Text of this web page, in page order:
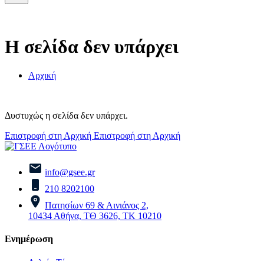
Η σελίδα δεν υπάρχει
Αρχική
Δυστυχώς η σελίδα δεν υπάρχει.
Επιστροφή στη Αρχική Επιστροφή στη Αρχική
info@gsee.gr
210 8202100
Πατησίων 69 & Αινιάνος 2,
10434 Αθήνα, ΤΘ 3626, ΤΚ 10210
Ενημέρωση